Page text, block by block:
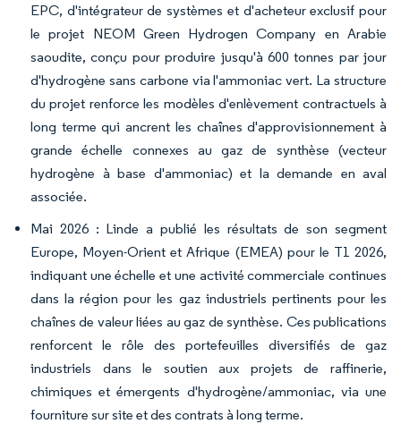
EPC, d'intégrateur de systèmes et d'acheteur exclusif pour
le projet NEOM Green Hydrogen Company en Arabie
saoudite, conçu pour produire jusqu'à 600 tonnes par jour
d'hydrogène sans carbone via l'ammoniac vert. La structure
du projet renforce les modèles d'enlèvement contractuels à
long terme qui ancrent les chaînes d'approvisionnement à
grande échelle connexes au gaz de synthèse (vecteur
hydrogène à base d'ammoniac) et la demande en aval
associée.
Mai 2026 : Linde a publié les résultats de son segment
Europe, Moyen-Orient et Afrique (EMEA) pour le T1 2026,
indiquant une échelle et une activité commerciale continues
dans la région pour les gaz industriels pertinents pour les
chaînes de valeur liées au gaz de synthèse. Ces publications
renforcent le rôle des portefeuilles diversifiés de gaz
industriels dans le soutien aux projets de raffinerie,
chimiques et émergents d'hydrogène/ammoniac, via une
fourniture sur site et des contrats à long terme.